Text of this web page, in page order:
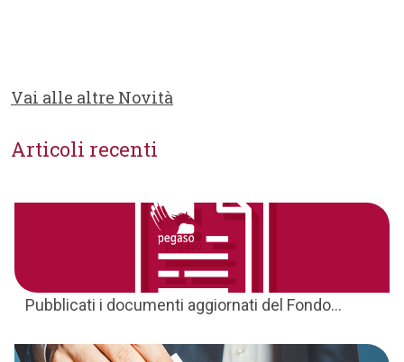
Vai alle altre Novità
Articoli recenti
Pubblicati i documenti aggiornati del Fondo...